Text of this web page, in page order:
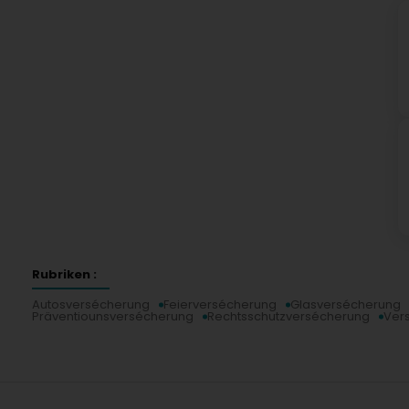
Rubriken :
Autosversécherung
Feierversécherung Glasversécherung
Präventiounsversécherung Rechtsschutzversécherung